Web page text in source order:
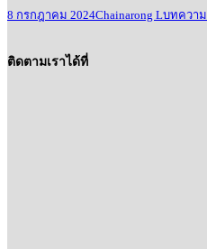
8 กรกฎาคม 2024Chainarong Lบทความ
ติดตามเราได้ที่